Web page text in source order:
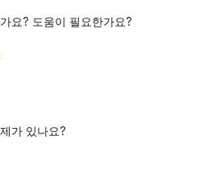
요? 도움이 필요한가요?
가 있나요?